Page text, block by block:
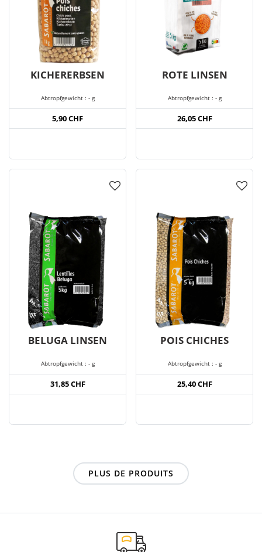
KICHERERBSEN
Abtropfgewicht : - g
5,90 CHF
ROTE LINSEN
Abtropfgewicht : - g
26,05 CHF
BELUGA LINSEN
Abtropfgewicht : - g
31,85 CHF
POIS CHICHES
Abtropfgewicht : - g
25,40 CHF
PLUS DE PRODUITS